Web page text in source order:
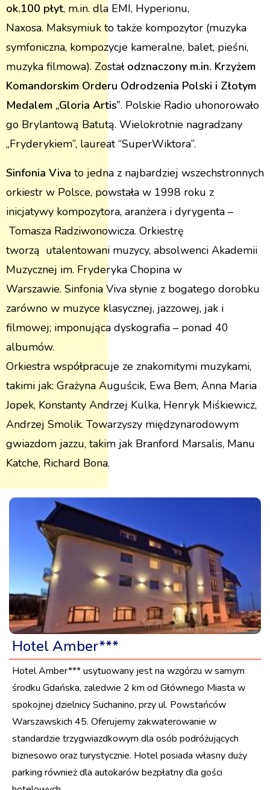
ok.100 płyt, m.in. dla EMI, Hyperionu,
Naxosa. Maksymiuk to także kompozytor (muzyka
symfoniczna, kompozycje kameralne, balet, pieśni,
muzyka filmowa). Został odznaczony m.in. Krzyżem
Komandorskim Orderu Odrodzenia Polski i Złotym
Medalem „Gloria Artis”. Polskie Radio uhonorowało
go Brylantową Batutą. Wielokrotnie nagradzany
„Fryderykiem”, laureat “SuperWiktora”.
Sinfonia Viva to jedna z najbardziej wszechstronnych
orkiestr w Polsce, powstała w 1998 roku z
inicjatywy kompozytora, aranżera i dyrygenta –
Tomasza Radziwonowicza. Orkiestrę
tworzą utalentowani muzycy, absolwenci Akademii
Muzycznej im. Fryderyka Chopina w
Warszawie. Sinfonia Viva słynie z bogatego dorobku
zarówno w muzyce klasycznej, jazzowej, jak i
filmowej; imponująca dyskografia – ponad 40
albumów.
Orkiestra współpracuje ze znakomitymi muzykami,
takimi jak: Grażyna Auguścik, Ewa Bem, Anna Maria
Jopek, Konstanty Andrzej Kulka, Henryk Miśkiewicz,
Andrzej Smolik. Towarzyszy międzynarodowym
gwiazdom jazzu, takim jak Branford Marsalis, Manu
Katche, Richard Bona.
Hotel Amber***
Hotel Amber*** usytuowany jest na wzgórzu w samym
środku Gdańska, zaledwie 2 km od Głównego Miasta w
spokojnej dzielnicy Suchanino, przy ul. Powstańców
Warszawskich 45. Oferujemy zakwaterowanie w
standardzie trzygwiazdkowym dla osób podróżujących
biznesowo oraz turystycznie. Hotel posiada własny duży
parking również dla autokarów bezpłatny dla gości